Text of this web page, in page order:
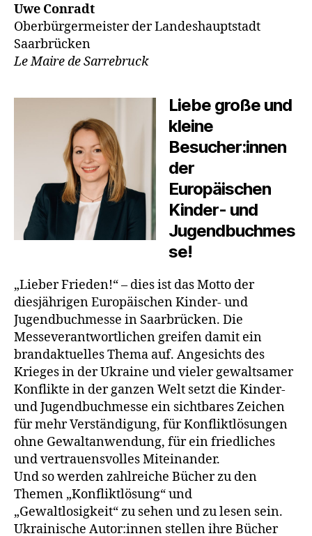
Uwe Conradt
Oberbürgermeister der Landeshauptstadt
Saarbrücken
Le Maire de Sarrebruck
Liebe große und
kleine
Besucher:innen
der
Europäischen
Kinder- und
Jugendbuchmes
se!
„Lieber Frieden!“ – dies ist das Motto der
diesjährigen Europäischen Kinder- und
Jugendbuchmesse in Saarbrücken. Die
Messeverantwortlichen greifen damit ein
brandaktuelles Thema auf. Angesichts des
Krieges in der Ukraine und vieler gewaltsamer
Konflikte in der ganzen Welt setzt die Kinder-
und Jugendbuchmesse ein sichtbares Zeichen
für mehr Verständigung, für Konfliktlösungen
ohne Gewaltanwendung, für ein friedliches
und vertrauensvolles Miteinander.
Und so werden zahlreiche Bücher zu den
Themen „Konfliktlösung“ und
„Gewaltlosigkeit“ zu sehen und zu lesen sein.
Ukrainische Autor:innen stellen ihre Bücher